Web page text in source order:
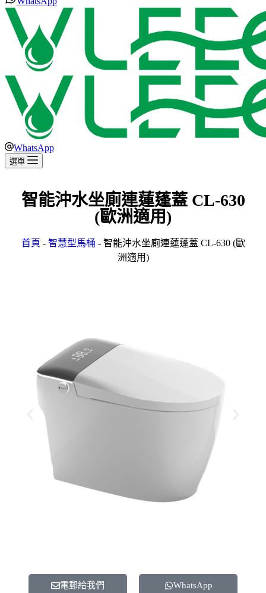
WhatsApp
選單
智能沖水坐廁連蓮蓬蓋 CL-630
(歐洲適用)
首頁 - 智慧型馬桶 - 智能沖水坐廁連蓮蓬蓋 CL-630 (歐
洲適用)
電郵給我們 WhatsApp